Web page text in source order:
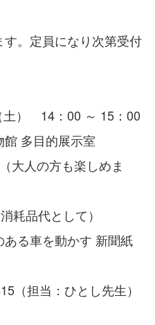
。定員になり次第受付
） 14：00 ～ 15：00
多目的展示室
人の方も楽しめま
品代として）
る車を動かす 新聞紙
（担当：ひとし先生）